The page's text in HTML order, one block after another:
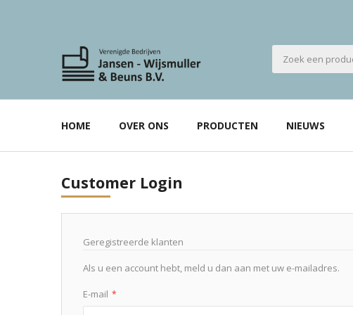
HOME OVER ONS PRODUCTEN NIEUWS
Customer Login
Geregistreerde klanten
Als u een account hebt, meld u dan aan met uw e-mailadres.
E-mail